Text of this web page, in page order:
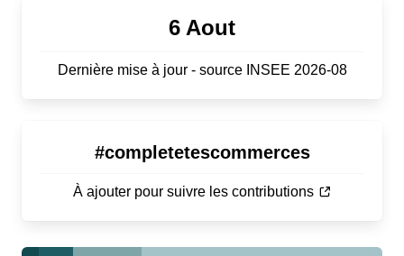
6 Aout
Dernière mise à jour - source INSEE 2026-08
#completetescommerces
À ajouter pour suivre les contributions